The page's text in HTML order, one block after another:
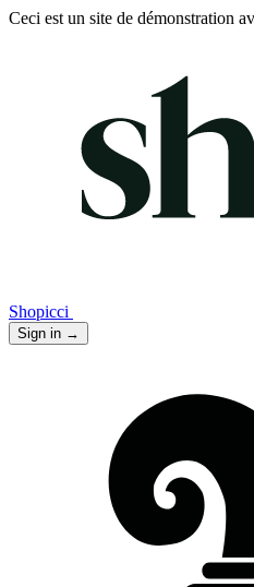
Ceci est un site de démonstration
Shopicci
Sign in →